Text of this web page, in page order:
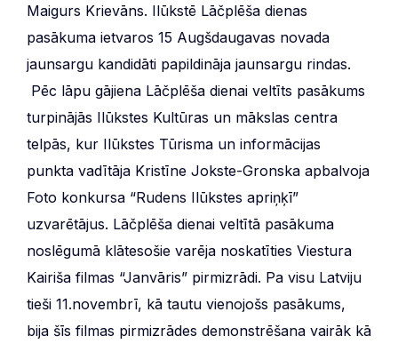
Maigurs Krievāns. Ilūkstē Lāčplēša dienas
pasākuma ietvaros 15 Augšdaugavas novada
jaunsargu kandidāti papildināja jaunsargu rindas.
Pēc lāpu gājiena Lāčplēša dienai veltīts pasākums
turpinājās Ilūkstes Kultūras un mākslas centra
telpās, kur Ilūkstes Tūrisma un informācijas
punkta vadītāja Kristīne Jokste-Gronska apbalvoja
Foto konkursa “Rudens Ilūkstes apriņķī”
uzvarētājus. Lāčplēša dienai veltītā pasākuma
noslēgumā klātesošie varēja noskatīties Viestura
Kairiša filmas “Janvāris” pirmizrādi. Pa visu Latviju
tieši 11.novembrī, kā tautu vienojošs pasākums,
bija šīs filmas pirmizrādes demonstrēšana vairāk kā